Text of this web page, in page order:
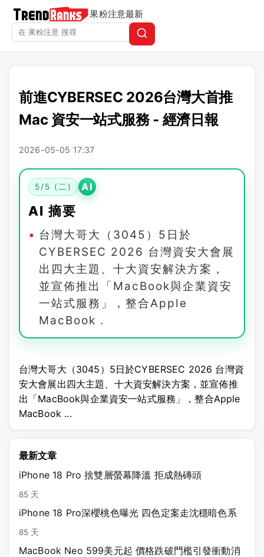
果粉注意最新
前進CYBERSEC 2026台灣大首推
Mac 資安一站式服務 - 經濟日報
2026-05-05 17:37
5/5 (二) AI
AI 摘要
台灣大哥大（3045）5日於
CYBERSEC 2026 台灣資安大會展
出四大主題、十大資安解決方案，
並宣佈推出「MacBook與企業資安
一站式服務」，整合Apple
MacBook .
台灣大哥大（3045）5日於CYBERSEC 2026 台灣資
安大會展出四大主題、十大資安解決方案，並宣佈推
出「MacBook與企業資安一站式服務」，整合Apple
MacBook ...
最新文章
iPhone 18 Pro 捨雙層螢幕降溫 拒成熱磚頭
85 天
iPhone 18 Pro深櫻桃色曝光 四色定案走沈穩暗色系
85 天
MacBook Neo 599美元起 價格跌破門檻引發衝動消